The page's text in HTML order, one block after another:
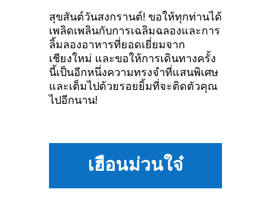
สุขสันต์วันสงกรานต์! ขอให้ทุกท่านได้
เพลิดเพลินกับการเฉลิมฉลองและการ
ลิ้มลองอาหารที่ยอดเยี่ยมจาก
เชียงใหม่ และขอให้การเดินทางครั้ง
นี้เป็นอีกหนึ่งความทรงจำที่แสนพิเศษ
และเต็มไปด้วยรอยยิ้มที่จะติดตัวคุณ
ไปอีกนาน!
เฮือนม่วนใจ๋